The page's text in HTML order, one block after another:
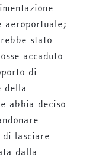
aeroportuale;
stato
accaduto
di
della
abbia deciso
lasciare
dalla